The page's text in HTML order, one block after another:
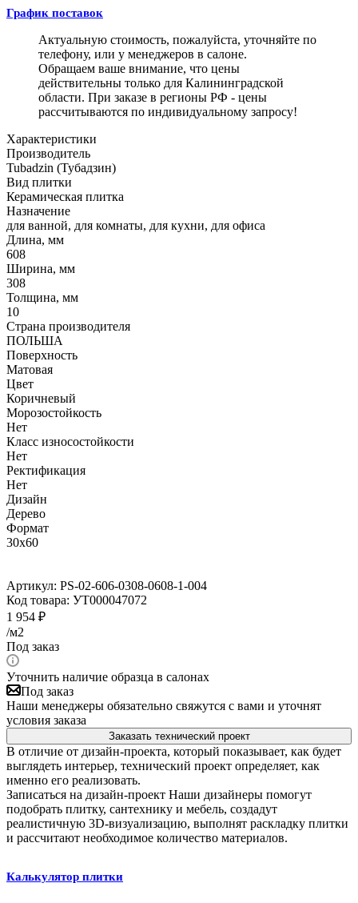
График поставок
Актуальную стоимость, пожалуйста, уточняйте по
телефону, или у менеджеров в салоне.
Обращаем ваше внимание, что цены
действительны только для Калининградской
области. При заказе в регионы РФ - цены
рассчитываются по индивидуальному запросу!
Характеристики
Производитель
Tubadzin (Тубадзин)
Вид плитки
Керамическая плитка
Назначение
для ванной, для комнаты, для кухни, для офиса
Длина, мм
608
Ширина, мм
308
Толщина, мм
10
Страна производителя
ПОЛЬША
Поверхность
Матовая
Цвет
Коричневый
Морозостойкость
Нет
Класс износостойкости
Нет
Ректификация
Нет
Дизайн
Дерево
Формат
30x60
Артикул: PS-02-606-0308-0608-1-004
Код товара: УТ000047072
1 954 ₽
/м2
Под заказ
Уточнить наличие образца в салонах
Под заказ
Наши менеджеры обязательно свяжутся с вами и уточнят
условия заказа
Заказать технический проект
В отличие от дизайн-проекта, который показывает, как будет
выглядеть интерьер, технический проект определяет, как
именно его реализовать.
Записаться на дизайн-проект Наши дизайнеры помогут
подобрать плитку, сантехнику и мебель, создадут
реалистичную 3D-визуализацию, выполнят раскладку плитки
и рассчитают необходимое количество материалов.
Калькулятор плитки